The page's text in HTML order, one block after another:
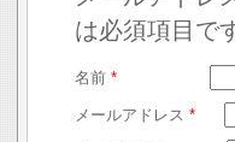
は必須項目で
名前 *
メールアドレス *